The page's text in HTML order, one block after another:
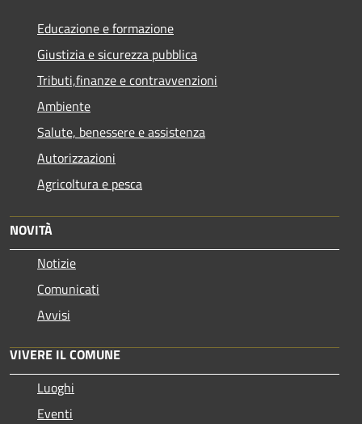
Educazione e formazione
Giustizia e sicurezza pubblica
Tributi,finanze e contravvenzioni
Ambiente
Salute, benessere e assistenza
Autorizzazioni
Agricoltura e pesca
NOVITÀ
Notizie
Comunicati
Avvisi
VIVERE IL COMUNE
Luoghi
Eventi